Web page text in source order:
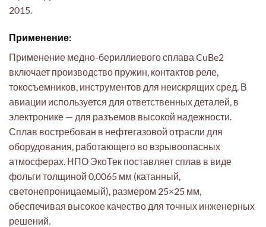
2015.
Применение:
Применение медно-бериллиевого сплава CuBe2
включает производство пружин, контактов реле,
токосъемников, инструментов для неискрящих сред. В
авиации используется для ответственных деталей, в
электронике — для разъемов высокой надежности.
Сплав востребован в нефтегазовой отрасли для
оборудования, работающего во взрывоопасных
атмосферах. НПО ЭкоТек поставляет сплав в виде
фольги толщиной 0,0065 мм (катанный,
светонепроницаемый), размером 25×25 мм,
обеспечивая высокое качество для точных инженерных
решений.